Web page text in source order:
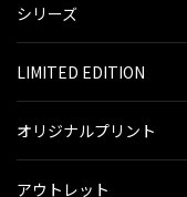
シリーズ
LIMITED EDITION
オリジナルプリント
アウトレット